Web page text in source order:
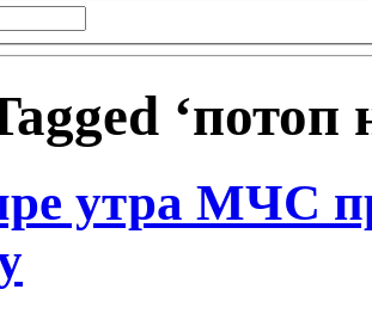
‘потоп
утра МЧС